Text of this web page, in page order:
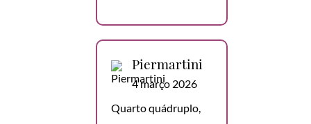
Piermartini
4 março 2026
Quarto quádruplo,